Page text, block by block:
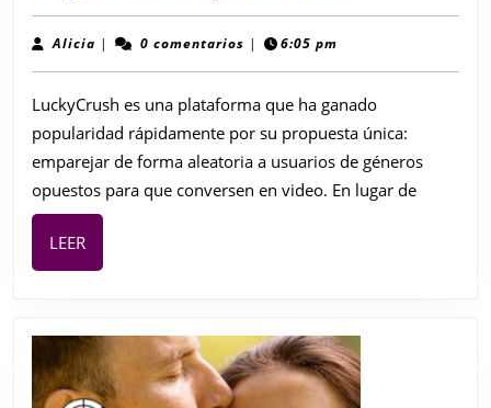
Todo
saber
Alicia Alicia
| 0 comentarios | 6:05 pm
LuckyCrush es una plataforma que ha ganado
popularidad rápidamente por su propuesta única:
emparejar de forma aleatoria a usuarios de géneros
opuestos para que conversen en video. En lugar de
LEERLEER